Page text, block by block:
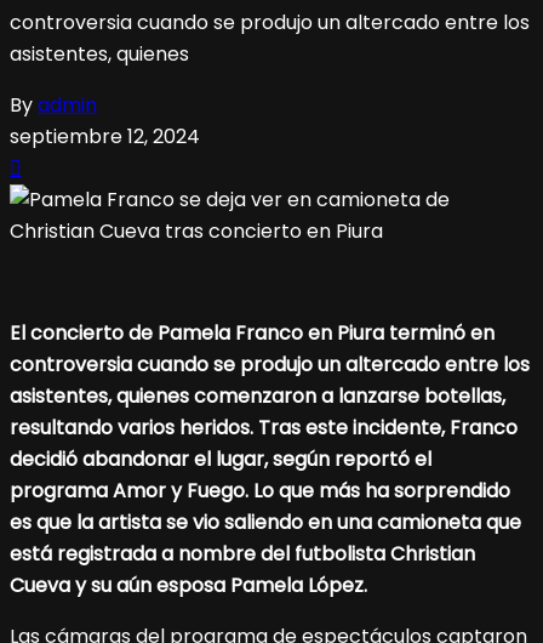
controversia cuando se produjo un altercado entre los
asistentes, quienes
Byadmin
septiembre 12, 2024
El concierto de Pamela Franco en Piura terminó en
controversia cuando se produjo un altercado entre los
asistentes, quienes comenzaron a lanzarse botellas,
resultando varios heridos. Tras este incidente, Franco
decidió abandonar el lugar, según reportó el
programa Amor y Fuego. Lo que más ha sorprendido
es que la artista se vio saliendo en una camioneta que
está registrada a nombre del futbolista Christian
Cueva y su aún esposa Pamela López.
Las cámaras del programa de espectáculos captaron